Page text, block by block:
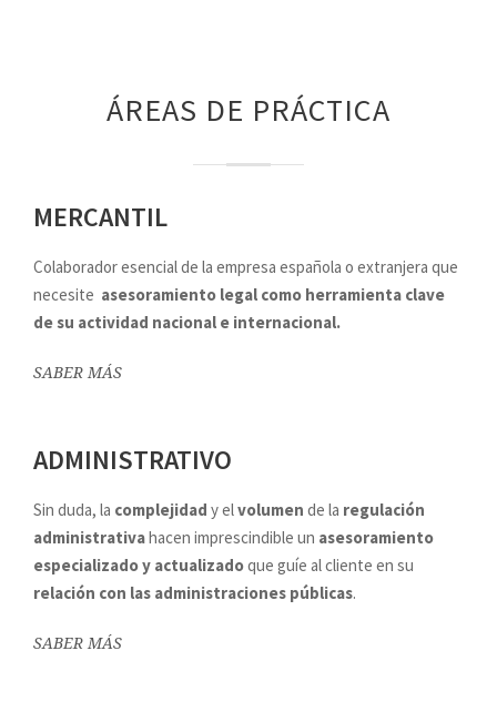
ÁREAS DE PRÁCTICA
MERCANTIL
Colaborador esencial de la empresa española o extranjera que
necesite asesoramiento legal como herramienta clave
de su actividad nacional e internacional.
SABER MÁS
ADMINISTRATIVO
Sin duda, la complejidad y elvolumen de la regulación
administrativahacen imprescindible un asesoramiento
especializado y actualizadoque guíe al cliente en su
relación con las administraciones públicas.
SABER MÁS